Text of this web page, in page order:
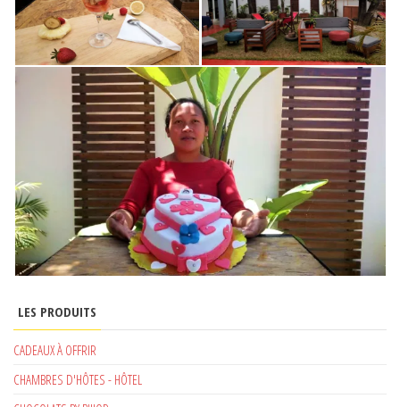
LES PRODUITS
CADEAUX À OFFRIR
CHAMBRES D'HÔTES - HÔTEL